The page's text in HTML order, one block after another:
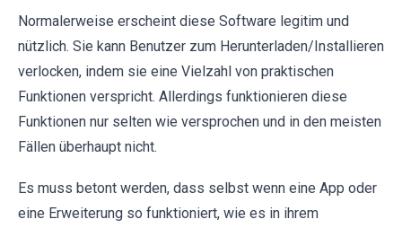
Normalerweise erscheint diese Software legitim und
nützlich. Sie kann Benutzer zum Herunterladen/Installieren
verlocken, indem sie eine Vielzahl von praktischen
Funktionen verspricht. Allerdings funktionieren diese
Funktionen nur selten wie versprochen und in den meisten
Fällen überhaupt nicht.
Es muss betont werden, dass selbst wenn eine App oder
eine Erweiterung so funktioniert, wie es in ihrem